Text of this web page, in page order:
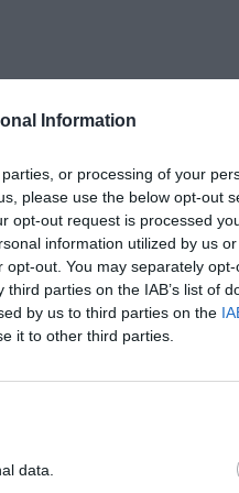
Information
or processing of your
please use the below opt-out
opt-out request is processed
information utilized by us
out. You may separately
parties on the IAB’s list of
by us to third parties on the
it to other third parties.
data.